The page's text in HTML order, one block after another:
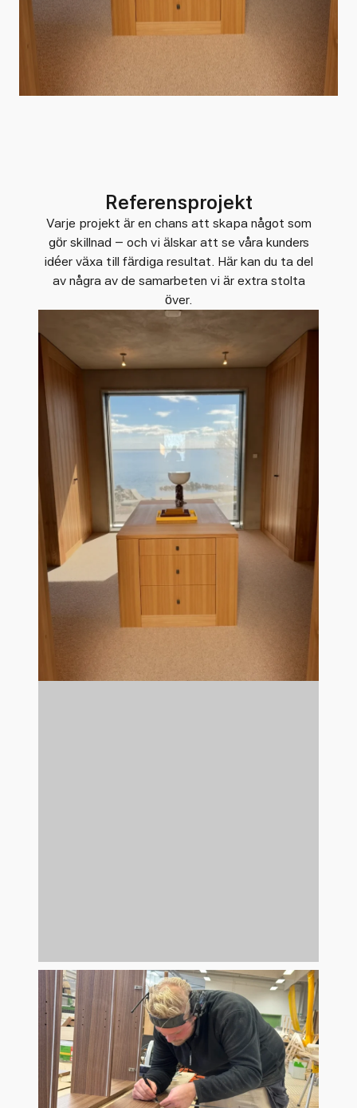
Referensprojekt
Varje projekt är en chans att skapa något som
gör skillnad – och vi älskar att se våra kunders
idéer växa till färdiga resultat. Här kan du ta del
av några av de samarbeten vi är extra stolta
över.